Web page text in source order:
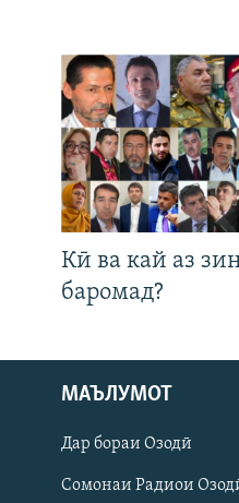
Русский
ПАЙГИРӢ КУНЕД
Кӣ ва кай аз
баромад?
МАЪЛУМОТ
Дар бораи Озодӣ
Сомонаи Радиои Озодӣ